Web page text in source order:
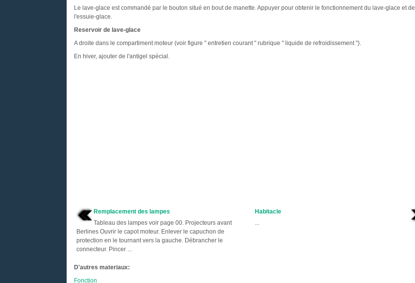
Le lave-glace est commandé par le bouton situé en bout de manette. Appuyer pour obtenir le fonctionnement du lave-glace et de
l'essuie-glace.
Reservoir de lave-glace
A droite dans le compartiment moteur (voir figure " entretien courant " rubrique " liquide de refroidissement ").
En hiver, ajouter de l'antigel spécial.
Remplacement des lampes
Tableau des lampes voir page 00. Projecteurs avant
Berlines Ouvrir le capot moteur. Enlever le capuchon de
protection en le tournant vers la gauche. Débrancher le
connecteur. Pincer ...
Habitacle
...
D'autres materiaux:
Fonction